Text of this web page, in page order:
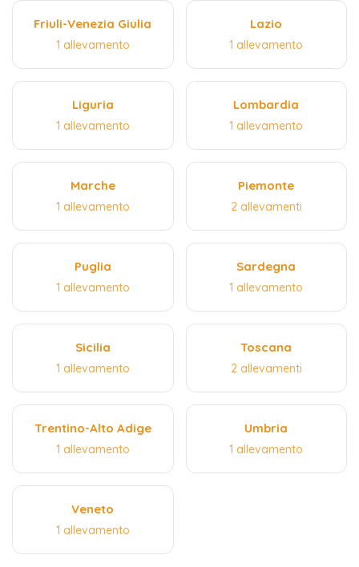
Friuli-Venezia Giulia
1 allevamento
Lazio
1 allevamento
Liguria
1 allevamento
Lombardia
1 allevamento
Marche
1 allevamento
Piemonte
2 allevamenti
Puglia
1 allevamento
Sardegna
1 allevamento
Sicilia
1 allevamento
Toscana
2 allevamenti
Trentino-Alto Adige
1 allevamento
Umbria
1 allevamento
Veneto
1 allevamento